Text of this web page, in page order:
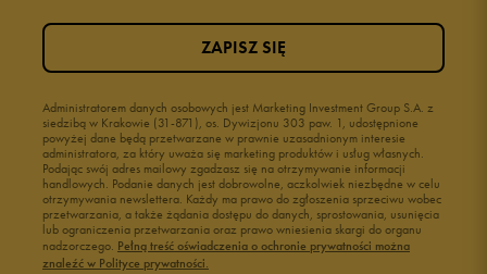
1 0%
Jak zbieramy opinie?
Administratorem danych osobowych jest Marketing Investment Group S.A. z
siedzibą w Krakowie (31-871), os. Dywizjonu 303 paw. 1, udostępnione
powyżej dane będą przetwarzane w prawnie uzasadnionym interesie
administratora, za który uważa się marketing produktów i usług własnych.
Podając swój adres mailowy zgadzasz się na otrzymywanie informacji
handlowych. Podanie danych jest dobrowolne, aczkolwiek niezbędne w celu
otrzymywania newslettera. Każdy ma prawo do zgłoszenia sprzeciwu wobec
przetwarzania, a także żądania dostępu do danych, sprostowania, usunięcia
lub ograniczenia przetwarzania oraz prawo wniesienia skargi do organu
nadzorczego. Pełną treść oświadczenia o ochronie prywatności można
znaleźć w Polityce prywatności.
ZAPISZ SIĘ